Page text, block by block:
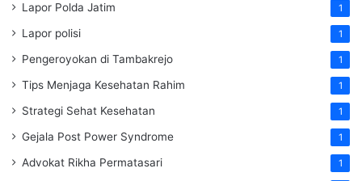
Lapor Polda Jatim 1
Lapor polisi 1
Pengeroyokan di Tambakrejo 1
Tips Menjaga Kesehatan Rahim 1
Strategi Sehat Kesehatan 1
Gejala Post Power Syndrome 1
Advokat Rikha Permatasari 1